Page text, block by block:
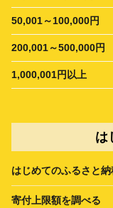
50,001～100,000円
200,001～500,000円
1,000,001円以上
は
はじめてのふるさと納
寄付上限額を調べる